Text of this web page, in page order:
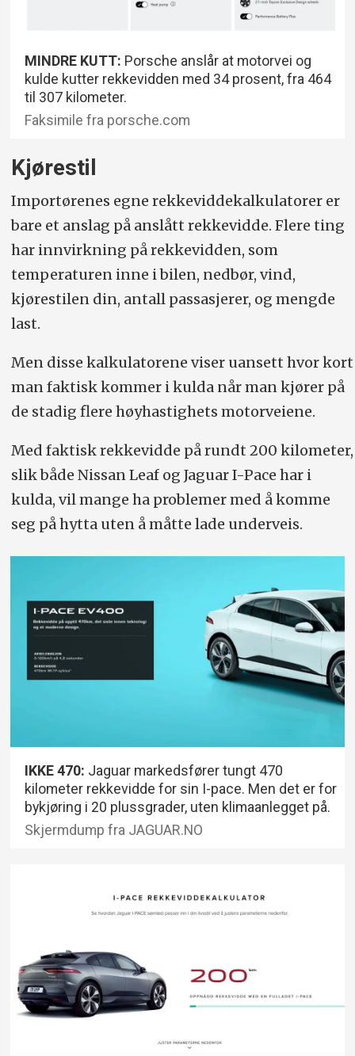
MINDRE KUTT: Porsche anslår at motorvei og
kulde kutter rekkevidden med 34 prosent, fra 464
til 307 kilometer.
Faksimile fra porsche.com
Kjørestil
Importørenes egne rekkeviddekalkulatorer er
bare et anslag på anslått rekkevidde. Flere ting
har innvirkning på rekkevidden, som
temperaturen inne i bilen, nedbør, vind,
kjørestilen din, antall passasjerer, og mengde
last.
Men disse kalkulatorene viser uansett hvor kort
man faktisk kommer i kulda når man kjører på
de stadig flere høyhastighets motorveiene.
Med faktisk rekkevidde på rundt 200 kilometer,
slik både Nissan Leaf og Jaguar I-Pace har i
kulda, vil mange ha problemer med å komme
seg på hytta uten å måtte lade underveis.
IKKE 470: Jaguar markedsfører tungt 470
kilometer rekkevidde for sin I-pace. Men det er for
bykjøring i 20 plussgrader, uten klimaanlegget på.
Skjermdump fra JAGUAR.NO